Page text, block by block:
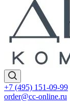
+7 (495) 151-09-99
order@cc-online.ru